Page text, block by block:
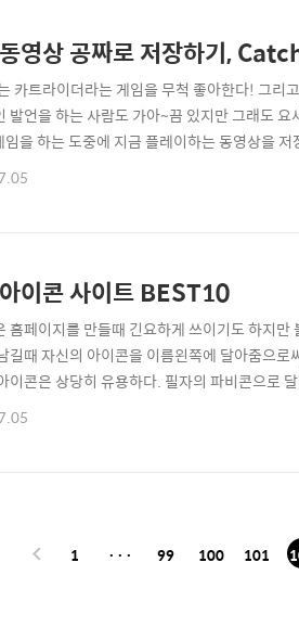
영상 공짜로 저장하기,
카트라이더라는 게임을 무척 좋아한다! 그리
발언을 하는 사람도 가아~끔 있지만 그래도
을 하는 도중에 지금 플레이하는 동영상을
능이 있었고 유료 아이템을 구매해야 사용할
이콘 사이트 BEST10
홈페이지를 만들때 긴요하게 쓰이기도 하지
길때 자신의 아이콘을 이름왼쪽에 달아줌으
이콘은 상당히 유용하다. 필자의 파비콘으로
차 조차도 필요가 없다. 삭막한 블로그에 아이
1 ··· 99 100 101